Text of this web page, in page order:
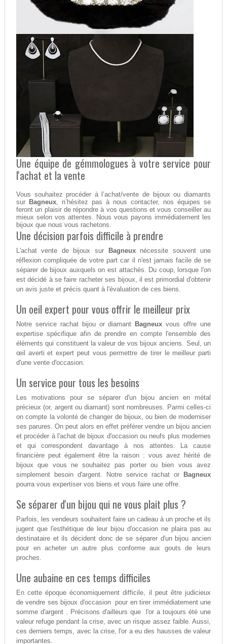
Une équipe de gémmologues à votre service pour
l'achat et la vente
Vous souhaitez procéder à l’achat/vente de bijoux ou diamants
sur Bagneux, n’hésitez pas à nous contacter, nos équipes se
feront un plaisir de répondre à vos questions et vous conseiller au
mieux selon vos attentes. Nous vous payons immédiatement les
bijoux que nous vous rachetons.
Une décision parfois difficile à prendre
L'achat vente de bijoux sur Bagneuxnécessite souvent une
réflexion compliquée de votre part car il n'est jamais facile de se
séparer de bijoux auxquels on est attachés. Du coup, lorsque l'on
est décidé à se faire racheter ses bijoux, il est primordial d'obtenir
un avis juste et précis quant à l'évaluation de ces biens.
Un oeil expert pour vous offrir le meilleur prix
Notre service rachat bijou or diamant Bagneux vous offre une
expertise spécifique afin de prendre en compte l'ensemble des
éléments qui constituent la valeur de vos bijoux anciens. Seul, un
œil averti et expert peut vous permettre de tirer le meilleur parti
d'une vente d'occasion.
Un service pour tous les besoins
Les motivations pour se séparer d'un bijou ancien en métal
précieux (or, argent ou diamant) sont nombreuses. Parmi celles-ci
on compte la volonté de changer de bijoux, ou bien de moderniser
ses parures. On peut alors en effet préférer vendre un bijou ancien
et procéder à l'achat de bijoux d'occasion ou neufs plus modernes
et qui correspondent davantage à nos attentes. La cause
financière peut également être la raison : vous avez hérité de
bijoux que vous ne souhaitez pas porter ou bien vous avez
simplement besoin d'argent. Notre service rachat or Bagneux
pourra vous expertiser vos biens et vous faire une offre.
Se séparer d'un bijou qui ne vous plait plus ?
Parfois, les vendeurs souhaitent faire un cadeau à un proche et ils
jugent que l'esthétique de leur bijou d'occasion ne plaira pas au
destinataire et ils décident donc de se séparer d'un bijou ancien
pour en acheter un autre plus conforme aux gouts de leurs
proches.
Une aubaine en ces temps difficiles
En cette époque économiquement difficile, il peut être judicieux
de vendre ses bijoux d'occasion pour en tirer immédiatement une
somme d'argent . Précisons d'ailleurs que l'or a toujours été une
valeur refuge pendant la crise, avec un risque assez faible. Aussi,
ces derniers temps, avec la crise, l'or a eu des hausses de valeur
importantes.